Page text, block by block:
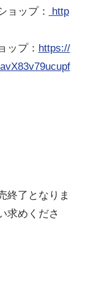
ョップ：
http
ップ： https://
終了となりま
求めくださ